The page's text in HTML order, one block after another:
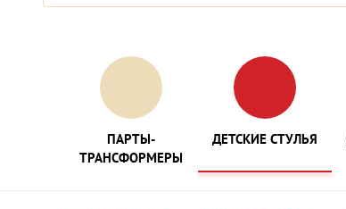
ПАРТЫ-
ТРАНСФОРМЕРЫ
ДЕТСКИЕ СТУЛЬЯ